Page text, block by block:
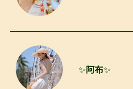
✨阿布✨​